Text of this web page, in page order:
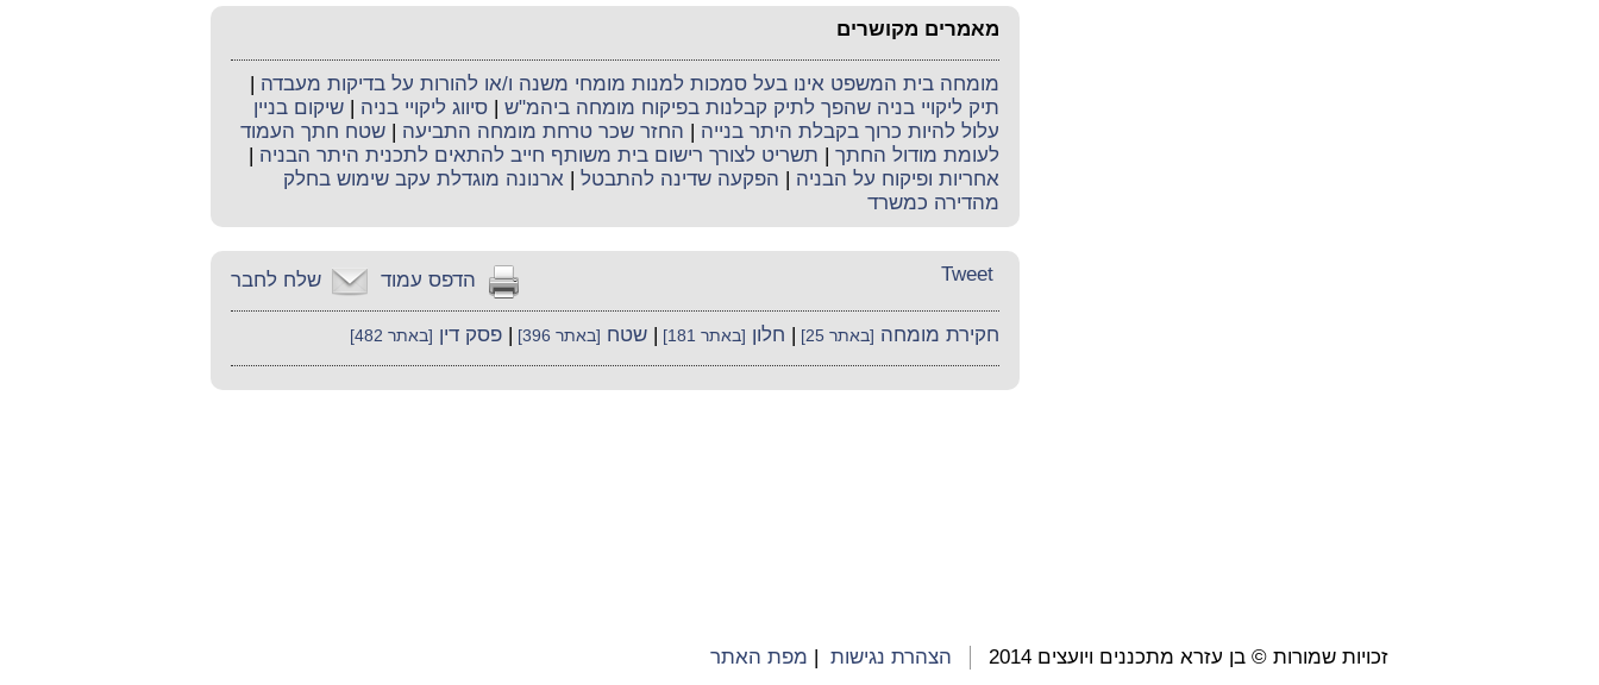
מאמרים מקושרים
מומחה בית המשפט אינו בעל סמכות למנות מומחי משנה ו/או להורות על בדיקות מעבדה |
תיק ליקויי בניה שהפך לתיק קבלנות בפיקוח מומחה ביהמ"ש | סיווג ליקויי בניה | שיקום בניין
עלול להיות כרוך בקבלת היתר בנייה | החזר שכר טרחת מומחה התביעה | שטח חתך העמוד
לעומת מודול החתך | תשריט לצורך רישום בית משותף חייב להתאים לתכנית היתר הבניה |
אחריות ופיקוח על הבניה | הפקעה שדינה להתבטל | ארנונה מוגדלת עקב שימוש בחלק
מהדירה כמשרד
שלח לחבר הדפס עמוד Tweet
חקירת מומחה [באתר 25] | חלון [באתר 181] | שטח [באתר 396] | פסק דין [באתר 482]
זכויות שמורות © בן עזרא מתכננים ויועצים 2014 הצהרת נגישות | מפת האתר